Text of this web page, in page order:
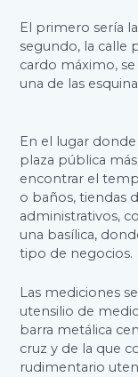
El primero sería
segundo, la calle
cardo máximo,
una de las
En el lugar
plaza pública
encontrar el
o baños, tiendas
administrativos,
una basílica,
tipo de negocios.
Las mediciones
utensilio de
barra metálica
cruz y de la que
rudimentario